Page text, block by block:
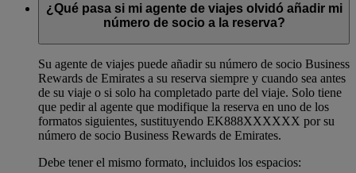
¿Qué pasa si mi agente de viajes olvidó añadir mi
número de socio a la reserva?
Su agente de viajes puede añadir su número de socio Business
Rewards de Emirates a su reserva siempre y cuando sea antes
de su viaje o si solo ha completado parte del viaje. Solo tiene
que pedir al agente que modifique la reserva en uno de los
formatos siguientes, sustituyendo EK888XXXXXX por su
número de socio Business Rewards de Emirates.
Debe tener el mismo formato, incluidos los espacios: